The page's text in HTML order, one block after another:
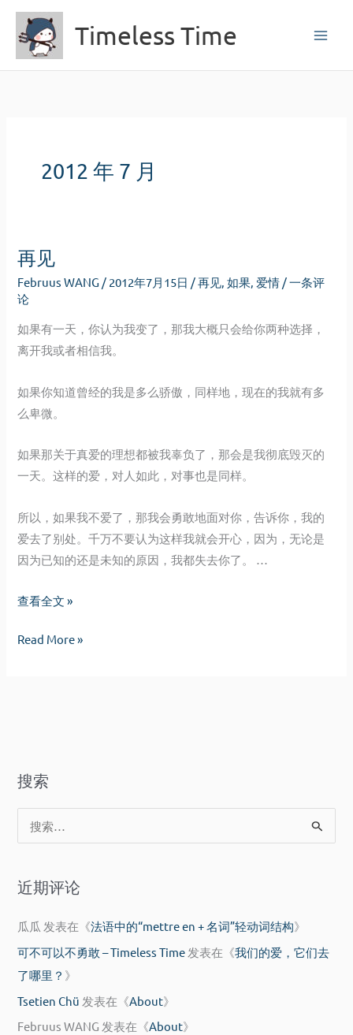
容
Timeless Time
2012 年 7 月
再见
Februus WANG / 2012年7月15日 /再见 ,如果 爱情 /一条评
论
如果有一天，你认为我变了，那我大概只会给你两种选择，
离开我或者相信我。
如果你知道曾经的我是多么骄傲，同样地，现在的我就有多
么卑微。
如果那关于真爱的理想都被我辜负了，那会是我彻底毁灭的
一天。这样的爱，对人如此，对事也是同样。
所以，如果我不爱了，那我会勇敢地面对你，告诉你，我的
爱去了别处。千万不要认为这样我就会开心，因为，无论是
因为已知的还是未知的原因，我都失去你了。 …
再
查看全文 »
再
Read More »
搜索
索
近期评论
瓜瓜 发表在《法语中的“mettre en + 名词”轻动词结构》
可不可以不勇敢 – Timeless Time 发表在《我们的爱，它们去
了哪里？ 》
Tsetien Chü 发表在《About》
Februus WANG 发表在《About》